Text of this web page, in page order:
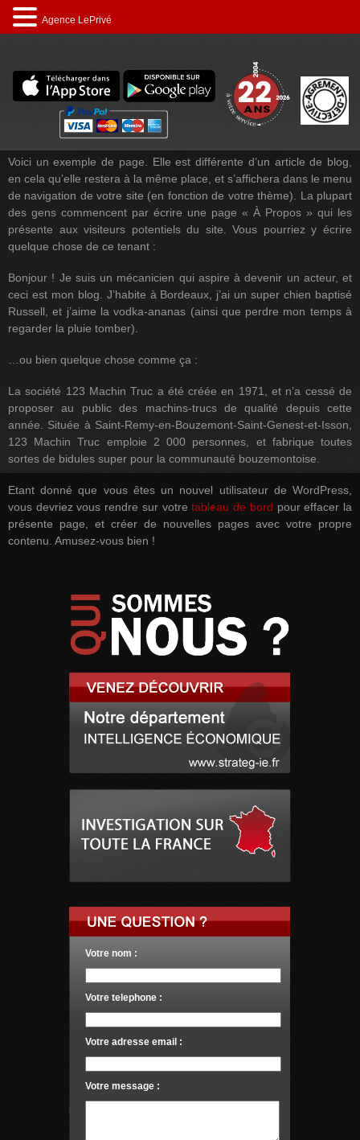
Voici un exemple de page. Elle est différente d’un article de blog,
en cela qu’elle restera à la même place, et s’affichera dans le menu
de navigation de votre site (en fonction de votre thème). La plupart
des gens commencent par écrire une page « À Propos » qui les
présente aux visiteurs potentiels du site. Vous pourriez y écrire
quelque chose de ce tenant :
Bonjour ! Je suis un mécanicien qui aspire à devenir un acteur, et
ceci est mon blog. J’habite à Bordeaux, j’ai un super chien baptisé
Russell, et j’aime la vodka-ananas (ainsi que perdre mon temps à
regarder la pluie tomber).
…ou bien quelque chose comme ça :
La société 123 Machin Truc a été créée en 1971, et n’a cessé de
proposer au public des machins-trucs de qualité depuis cette
année. Située à Saint-Remy-en-Bouzemont-Saint-Genest-et-Isson,
123 Machin Truc emploie 2 000 personnes, et fabrique toutes
sortes de bidules super pour la communauté bouzemontoise.
Etant donné que vous êtes un nouvel utilisateur de WordPress,
vous devriez vous rendre sur votretableau de bord pour effacer la
présente page, et créer de nouvelles pages avec votre propre
contenu. Amusez-vous bien !
Votre nom :
Votre telephone :
Votre adresse email :
Votre message :
Agence LePrivé